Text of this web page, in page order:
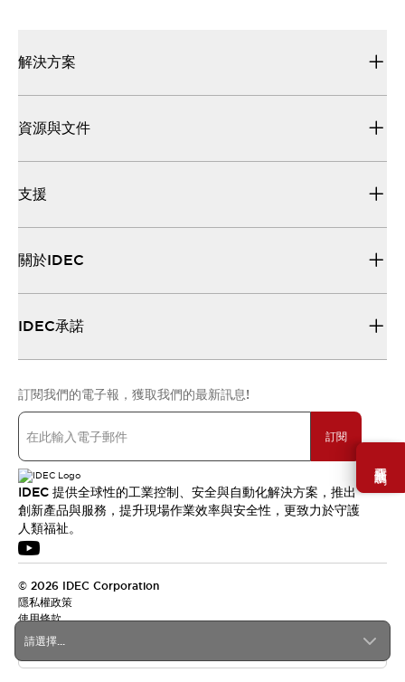
需要幫助嗎？
請選擇...
解決方案
資源與文件
支援
關於IDEC
IDEC承諾
訂閱我們的電子報，獲取我們的最新訊息!
訂閱
IDEC 提供全球性的工業控制、安全與自動化解決方案，推出
創新產品與服務，提升現場作業效率與安全性，更致力於守護
人類福祉。
© 2026 IDEC Corporation
隱私權政策
使用條款
台灣